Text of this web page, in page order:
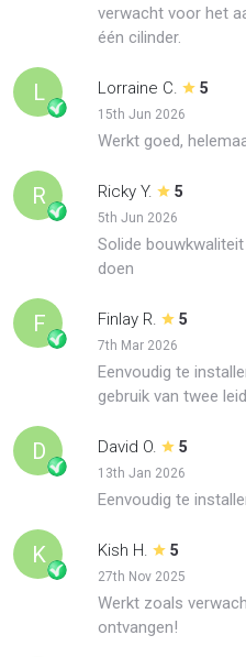
verwacht voor het
één cilinder.
L Lorraine C. 5
15th Jun 2026
Werkt goed,
R Ricky Y. 5
5th Jun 2026
Solide
doen
F Finlay R. 5
7th Mar 2026
Eenvoudig te
gebruik van twee
D David O. 5
13th Jan 2026
Eenvoudig te
K Kish H. 5
27th Nov 2025
Werkt zoals
ontvangen!